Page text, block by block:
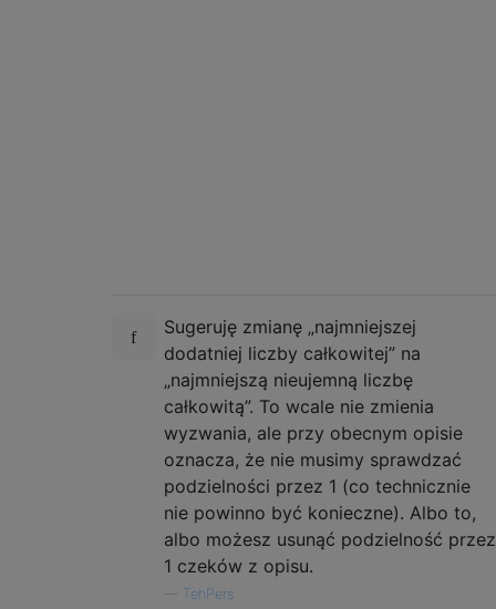
Sugeruję zmianę „najmniejszej
dodatniej liczby całkowitej” na
„najmniejszą nieujemną liczbę
całkowitą”. To wcale nie zmienia
wyzwania, ale przy obecnym opisie
oznacza, że ​​nie musimy sprawdzać
podzielności przez 1 (co technicznie
nie powinno być konieczne). Albo to,
albo możesz usunąć podzielność przez
1 czeków z opisu.
TehPers